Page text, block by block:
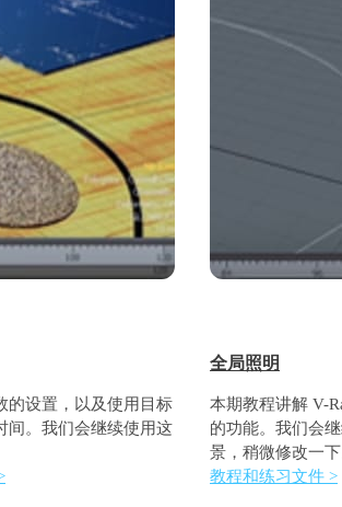
的设置，以及使用目标
间。我们会继续使用这
全局照明
本期教程讲解 V-
的功能。我们会
景，稍微修改一下
教程和练习文件 >